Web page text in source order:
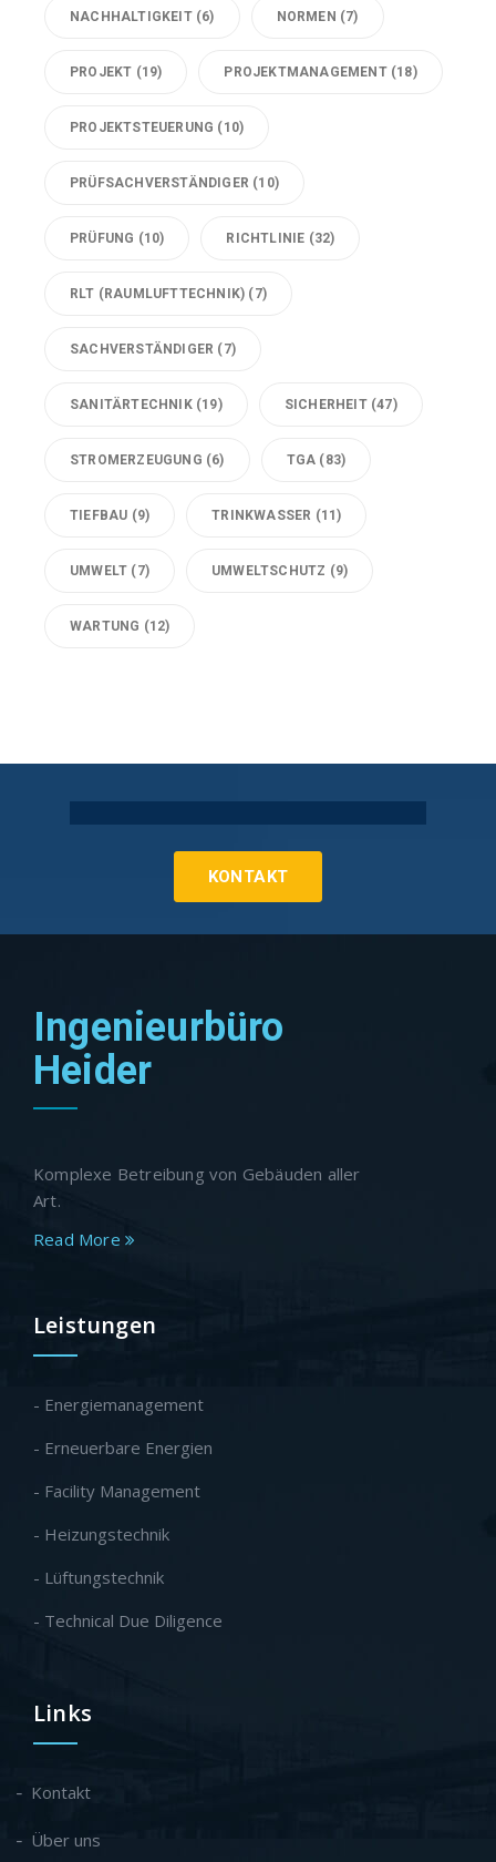
NACHHALTIGKEIT(6) NORMEN (7)
PROJEKT (19) PROJEKTMANAGEMENT(18)
PROJEKTSTEUERUNG (10)
PRÜFSACHVERSTÄNDIGER (10)
PRÜFUNG (10) RICHTLINIE (32)
RLT (RAUMLUFTTECHNIK) (7)
SACHVERSTÄNDIGER (7)
SANITÄRTECHNIK(19) SICHERHEIT(47)
STROMERZEUGUNG (6) TGA (83)
TIEFBAU (9) TRINKWASSER (11)
UMWELT (7) UMWELTSCHUTZ (9)
WARTUNG (12)
KONTAKT
Ingenieurbüro
Heider
Komplexe Betreibung von Gebäuden aller
Art.
Read More
Leistungen
- Energiemanagement
- Erneuerbare Energien
- Facility Management
- Heizungstechnik
- Lüftungstechnik
- Technical Due Diligence
Links
Kontakt
Über uns